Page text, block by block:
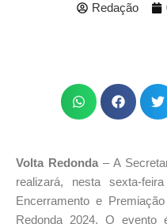
Redação
Volta Redonda– A
realizará, nesta sexta-
Encerramento e
Redonda 2024. O